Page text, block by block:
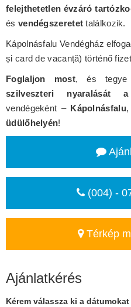
felejthetetlen évzáró
és vendégszeretet találkozik.
Kápolnásfalu Vendégház
și card de vacanță) történő
Foglaljon most, és tegye
szilveszteri nyaralását a
vendégeként – Kápolnásfalu,
üdülőhelyén!
(004) -
Térkép
Ajánlatkérés
Kérem válassza ki a dátumokat